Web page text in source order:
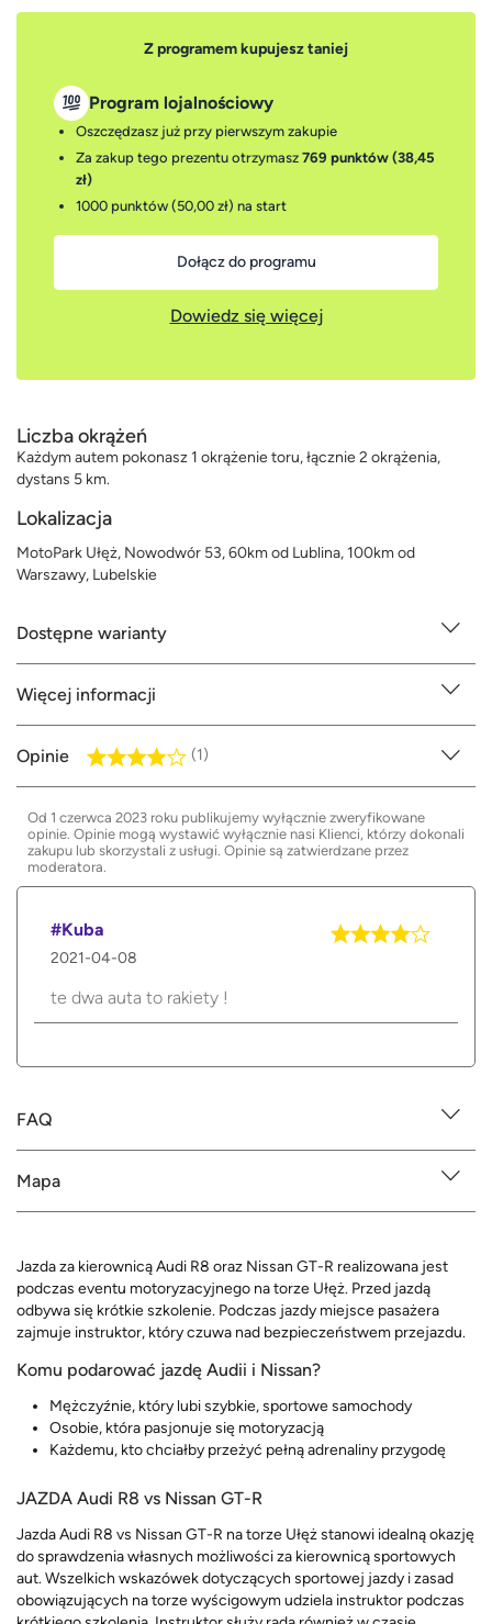
Z programem kupujesz taniej
Program lojalnościowy
Oszczędzasz już przy pierwszym zakupie
Za zakup tego prezentu otrzymasz 769 punktów (38,45
zł)
1000 punktów (50,00 zł) na start
Dołącz do programu
Dowiedz się więcej
Liczba okrążeń
Każdym autem pokonasz 1 okrążenie toru, łącznie 2 okrążenia,
dystans 5 km.
Lokalizacja
MotoPark Ułęż, Nowodwór 53, 60km od Lublina, 100km od
Warszawy, Lubelskie
Dostępne warianty
Więcej informacji
Opinie (1)
Od 1 czerwca 2023 roku publikujemy wyłącznie zweryfikowane
opinie. Opinie mogą wystawić wyłącznie nasi Klienci, którzy dokonali
zakupu lub skorzystali z usługi. Opinie są zatwierdzane przez
moderatora.
#Kuba
2021-04-08
te dwa auta to rakiety !
FAQ
Mapa
Jazda za kierownicą Audi R8 oraz Nissan GT-R realizowana jest
podczas eventu motoryzacyjnego na torze Ułęż. Przed jazdą
odbywa się krótkie szkolenie. Podczas jazdy miejsce pasażera
zajmuje instruktor, który czuwa nad bezpieczeństwem przejazdu.
Komu podarować jazdę Audii i Nissan?
Mężczyźnie, który lubi szybkie, sportowe samochody
Osobie, która pasjonuje się motoryzacją
Każdemu, kto chciałby przeżyć pełną adrenaliny przygodę
JAZDA Audi R8 vs Nissan GT-R
Jazda Audi R8 vs Nissan GT-R na torze Ułęż stanowi idealną okazję
do sprawdzenia własnych możliwości za kierownicą sportowych
aut. Wszelkich wskazówek dotyczących sportowej jazdy i zasad
obowiązujących na torze wyścigowym udziela instruktor podczas